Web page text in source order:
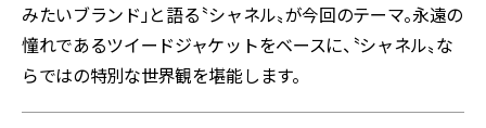
みたいブランド」と語る〝シャネル〟が今回のテーマ。永遠の
憧れであるツイードジャケットをベースに、〝シャネル〟な
らではの特別な世界観を堪能します。